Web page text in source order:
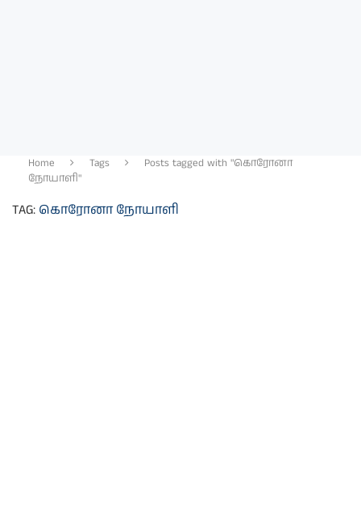
Home Tags
Posts tagged with "கொரோனா
நோயாளி"
TAG: கொரோனா நோயாளி